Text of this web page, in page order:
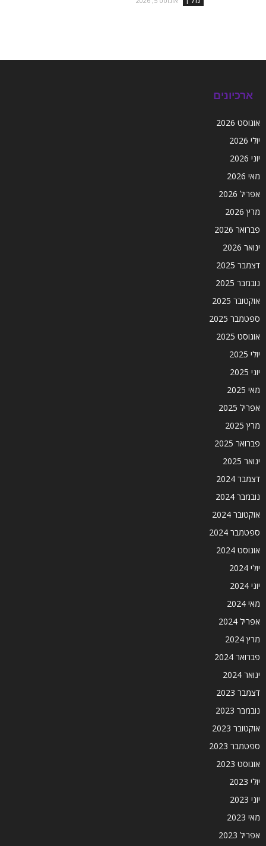
ארכיונים
אוגוסט 2026
יולי 2026
יוני 2026
מאי 2026
אפריל 2026
מרץ 2026
פברואר 2026
ינואר 2026
דצמבר 2025
נובמבר 2025
אוקטובר 2025
ספטמבר 2025
אוגוסט 2025
יולי 2025
יוני 2025
מאי 2025
אפריל 2025
מרץ 2025
פברואר 2025
ינואר 2025
דצמבר 2024
נובמבר 2024
אוקטובר 2024
ספטמבר 2024
אוגוסט 2024
יולי 2024
יוני 2024
מאי 2024
אפריל 2024
מרץ 2024
פברואר 2024
ינואר 2024
דצמבר 2023
נובמבר 2023
אוקטובר 2023
ספטמבר 2023
אוגוסט 2023
יולי 2023
יוני 2023
מאי 2023
אפריל 2023